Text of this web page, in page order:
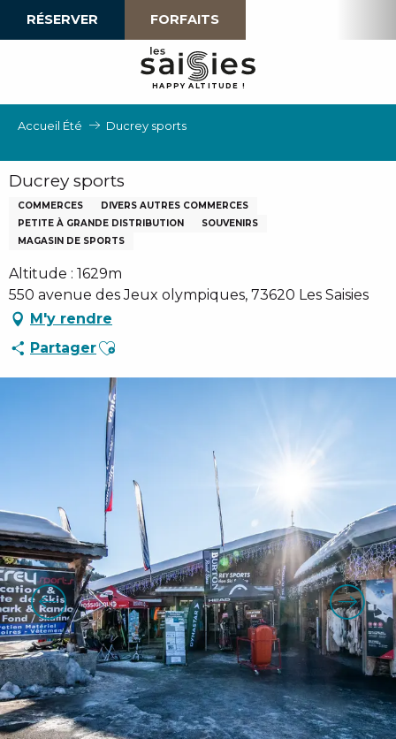
RÉSERVER FORFAITS
HAPPY ALTI TU D E !
Accueil Été Ducrey sports
Ducrey sports
COMMERCES
DIVERS AUTRES COMMERCES
PETITE À GRANDE DISTRIBUTION
SOUVENIRS
MAGASIN DE SPORTS
Altitude : 1629m
550 avenue des Jeux olympiques, 73620 Les Saisies
M'y rendre
PartagerAjouter aux favoris